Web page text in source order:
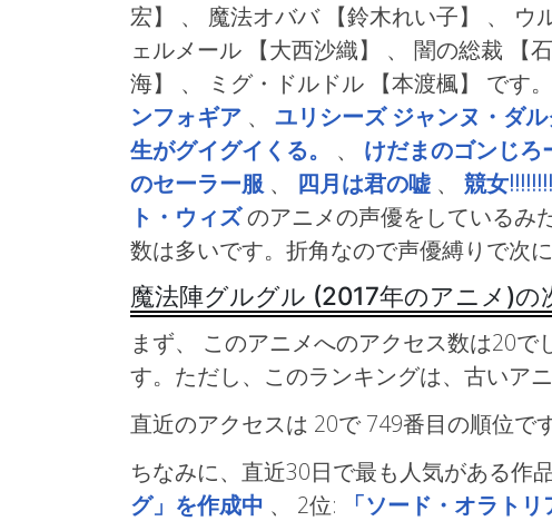
宏】 、 魔法オババ 【鈴木れい子】 、 ウ
ェルメール
【大西沙織】 、 闇の総裁 【
海】 、 ミグ・ドルドル
【本渡楓】 です
ンフォギア 、 ユリシーズ ジャンヌ・ダ
生がグイグイくる。
、 けだまのゴンじろ
のセーラー服、 四月は君の嘘 、 競女!!!!!!!!
ト・ウィズのアニメの声優をしているみ
数は多いです。折角なので声優縛りで次
魔法陣グルグル (2017年のアニメ)の
まず、 このアニメへのアクセス数は20
す。ただし、このランキングは、古いア
直近のアクセスは 20で749番目の順位で
ちなみに、直近30日で最も人気がある作
グ」を作成中 、 2位:
「ソード・オラト